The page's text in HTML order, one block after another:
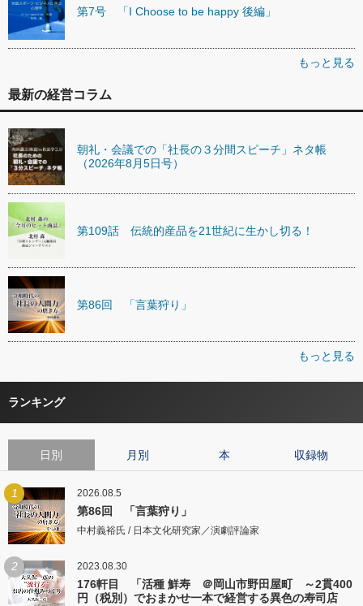
第7号 「I Choose to be happy 後編」
もっと見る
最新の経営コラム
朝礼・会議での「社長の３分間スピーチ」ネタ帳
（2026年8月5日号）
第109話 伝統的産品を21世紀に生かし切る！
第86回 「言葉狩り」
もっと見る
ランキング
日別 月別 本 収録物
1 2026.08.5
第86回 「言葉狩り」
中村義裕氏 / 日本文化研究家／演劇評論家
2 2023.08.30
176軒目 「活種 鮮寿 ＠岡山市野田屋町 ～2貫400
円（税別）でおまかせ一本で経営する異色の寿司店